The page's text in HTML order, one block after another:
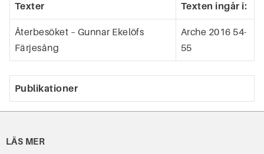
Texter Texten ingår i:
Återbesöket – Gunnar Ekelöfs
Färjesång
Arche 2016 54-
55
Publikationer
LÄS MER